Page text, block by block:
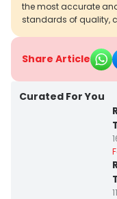
the most accurate
standards of quality,
Share Article
Curated For You